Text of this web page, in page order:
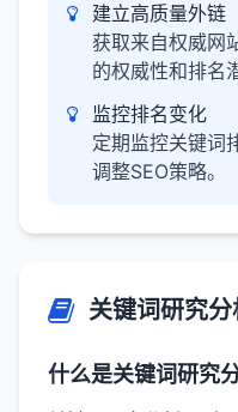
建立高质量外链
获取来自权威网
的权威性和排名
监控排名变化
定期监控关键词
调整SEO策略。
关键词研究分
什么是关键词研究分